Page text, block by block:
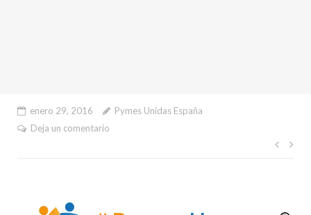
enero 29, 2016
Pymes Unidas España
Deja un comentario